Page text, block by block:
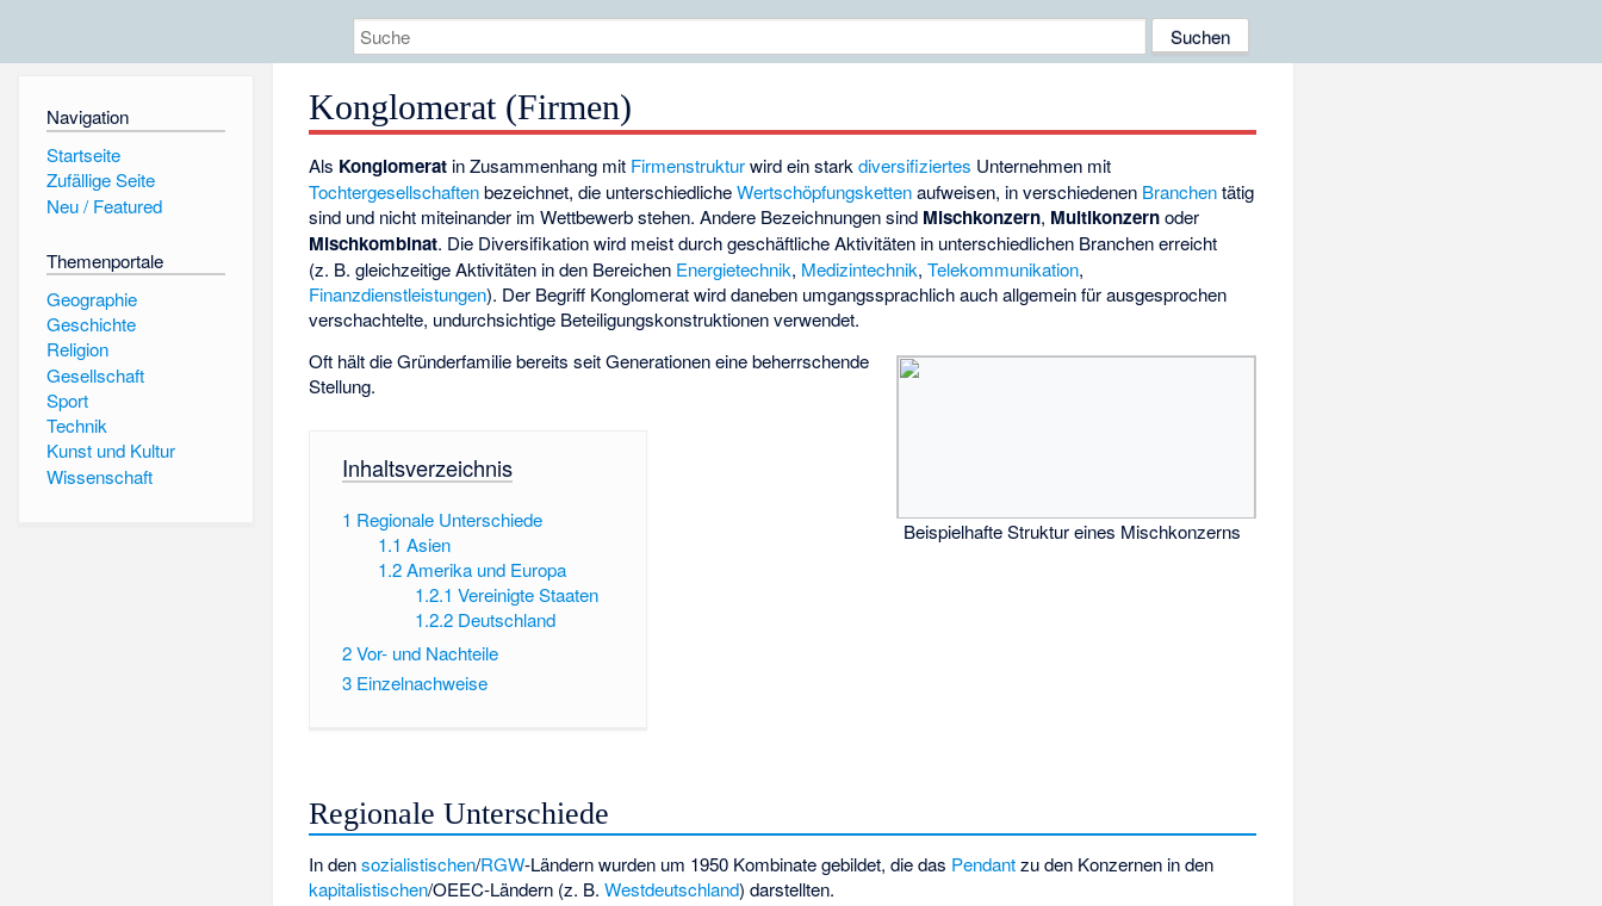
Navigation
Startseite
Zufällige Seite
Neu / Featured
Themenportale
Geographie
Geschichte
Religion
Gesellschaft
Sport
Technik
Kunst und Kultur
Wissenschaft
Konglomerat (Firmen)
Als Konglomerat in Zusammenhang mit Firmenstrukturwird ein starkdiversifiziertes Unternehmen mit
Tochtergesellschaftenbezeichnet, die unterschiedlicheWertschöpfungskettenaufweisen, in verschiedenen Branchentätig
sind und nicht miteinander im Wettbewerb stehen. Andere Bezeichnungen sind Mischkonzern, Multikonzernoder
Mischkombinat. Die Diversifikation wird meist durch geschäftliche Aktivitäten in unterschiedlichen Branchen erreicht
(z. B. gleichzeitige Aktivitäten in den Bereichen Energietechnik, Medizintechnik,Telekommunikation,
Finanzdienstleistungen). Der Begriff Konglomerat wird daneben umgangssprachlich auch allgemein für ausgesprochen
verschachtelte, undurchsichtige Beteiligungskonstruktionen verwendet.
Beispielhafte Struktur eines Mischkonzerns
Oft hält die Gründerfamilie bereits seit Generationen eine beherrschende
Stellung.
Inhaltsverzeichnis
1 Regionale Unterschiede
1.1 Asien
1.2 Amerika und Europa
1.2.1 Vereinigte Staaten
1.2.2 Deutschland
2Vor- und Nachteile
3 Einzelnachweise
Regionale Unterschiede
In densozialistischen/RGW-Ländern wurden um 1950 Kombinate gebildet, die das Pendantzu den Konzernen in den
kapitalistischen/OEEC-Ländern (z. B.Westdeutschland) darstellten.